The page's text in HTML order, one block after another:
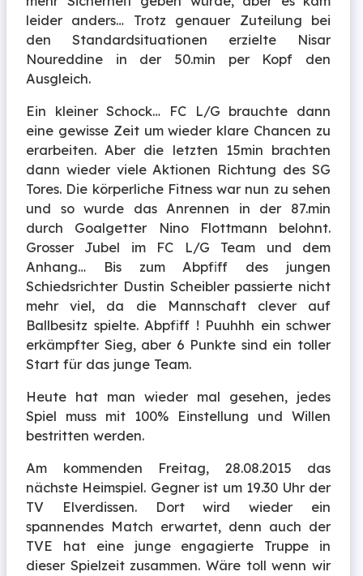
leider anders… Trotz genauer Zuteilung bei
den Standardsituationen erzielte Nisar
Noureddine in der 50.min per Kopf den
Ausgleich.
Ein kleiner Schock… FC L/G brauchte dann
eine gewisse Zeit um wieder klare Chancen zu
erarbeiten. Aber die letzten 15min brachten
dann wieder viele Aktionen Richtung des SG
Tores. Die körperliche Fitness war nun zu sehen
und so wurde das Anrennen in der 87.min
durch Goalgetter Nino Flottmann belohnt.
Grosser Jubel im FC L/G Team und dem
Anhang… Bis zum Abpfiff des jungen
Schiedsrichter Dustin Scheibler passierte nicht
mehr viel, da die Mannschaft clever auf
Ballbesitz spielte. Abpfiff ! Puuhhh ein schwer
erkämpfter Sieg, aber 6 Punkte sind ein toller
Start für das junge Team.
Heute hat man wieder mal gesehen, jedes
Spiel muss mit 100% Einstellung und Willen
bestritten werden.
Am kommenden Freitag, 28.08.2015 das
nächste Heimspiel. Gegner ist um 19.30 Uhr der
TV Elverdissen. Dort wird wieder ein
spannendes Match erwartet, denn auch der
TVE hat eine junge engagierte Truppe in
dieser Spielzeit zusammen. Wäre toll wenn wir